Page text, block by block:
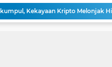
Diperketat Pasca Insiden Pipa Gas